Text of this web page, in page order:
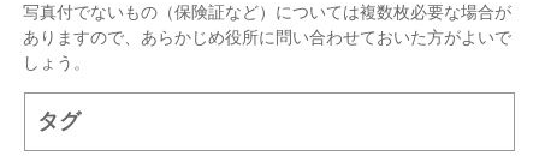
写真付でないもの（保険証など）については複数枚必要な場合が
ありますので、あらかじめ役所に問い合わせておいた方がよいで
しょう。
タグ